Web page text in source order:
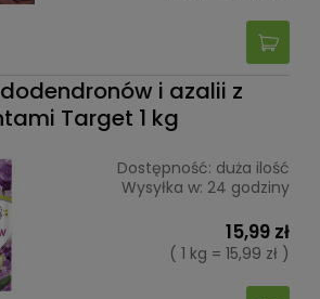
i azalii z
Target 1 kg
Dostępność: duża ilość
Wysyłka w: 24 godziny
15,99 zł
( 1 kg = 15,99 zł )